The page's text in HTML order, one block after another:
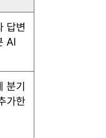
답변
AI
분기
가한